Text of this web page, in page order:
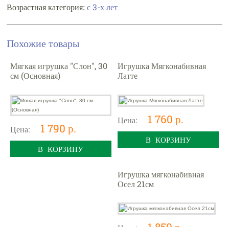
Возрастная категория:с 3-х лет
Похожие товары
Мягкая игрушка "Слон", 30
см (Основная)
Цена: 1 790 р.
В КОРЗИНУ
Игрушка Мягконабивная
Латте
Цена: 1 760 р.
В КОРЗИНУ
Игрушка мягконабивная
Осел 21см